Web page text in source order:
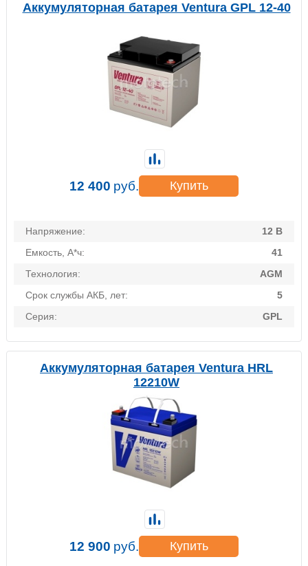
Аккумуляторная батарея Ventura GPL 12-40
Напряжение:
12 В
Емкость, А*ч:
41
Технология:
AGM
Срок службы АКБ, лет:
5
Серия:
GPL
12 400 руб. Купить
Аккумуляторная батарея Ventura HRL
12210W
12 900 руб. Купить